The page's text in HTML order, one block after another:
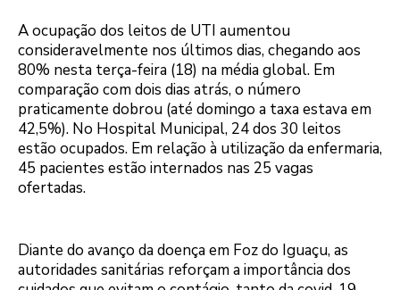
A ocupação dos leitos de UTI aumentou
consideravelmente nos últimos dias, chegando aos
80% nesta terça-feira (18) na média global. Em
comparação com dois dias atrás, o número
praticamente dobrou (até domingo a taxa estava em
42,5%). No Hospital Municipal, 24 dos 30 leitos
estão ocupados. Em relação à utilização da enfermaria,
45 pacientes estão internados nas 25 vagas
ofertadas.
Diante do avanço da doença em Foz do Iguaçu, as
autoridades sanitárias reforçam a importância dos